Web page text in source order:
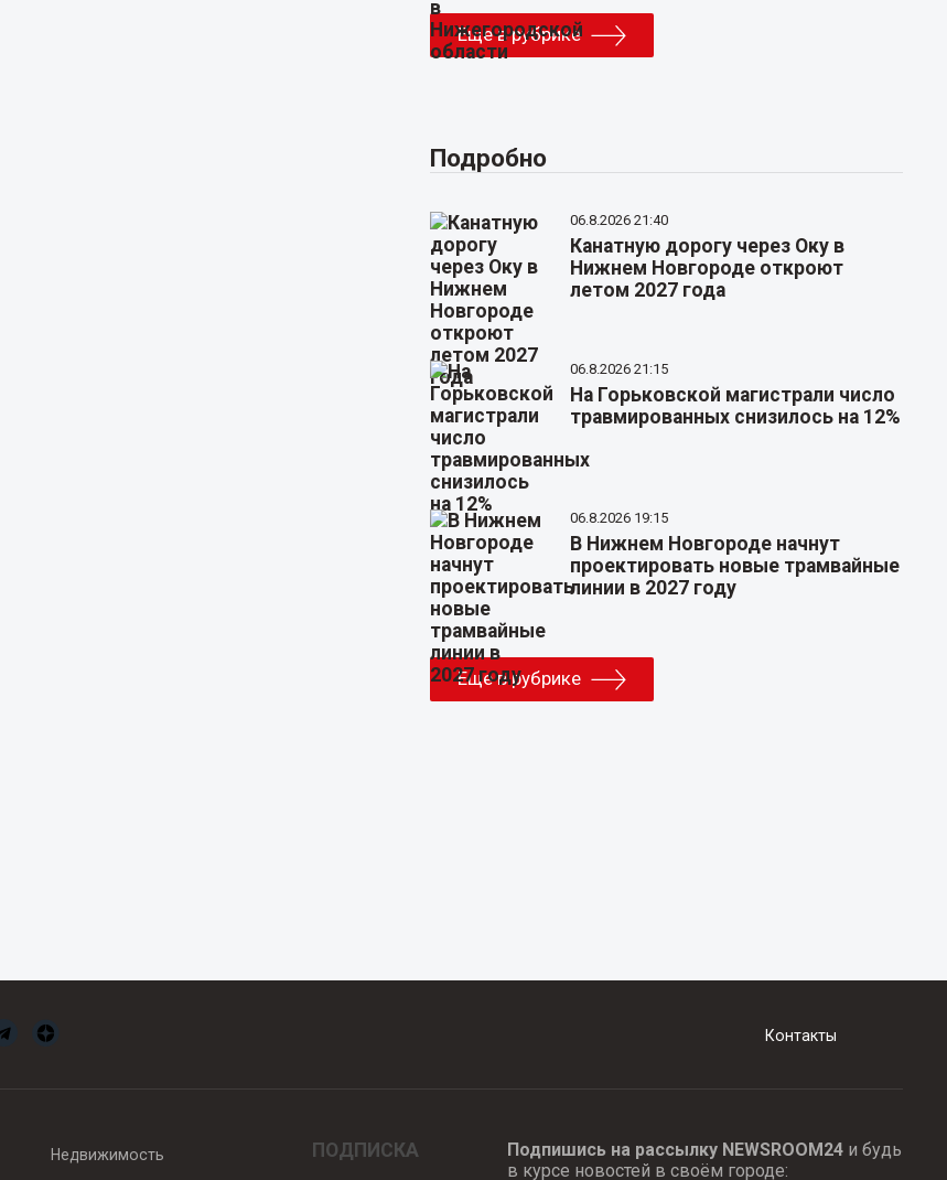
Еще в рубрике
Подробно
06.8.2026 21:40
Канатную дорогу через Оку в
Нижнем Новгороде откроют
летом 2027 года
06.8.2026 21:15
На Горьковской магистрали число
травмированных снизилось на 12%
06.8.2026 19:15
В Нижнем Новгороде начнут
проектировать новые трамвайные
линии в 2027 году
Еще в рубрике
Контакты
Недвижимость ПОДПИСКА Подпишись на рассылку NEWSROOM24и будь
в курсе новостей в своём городе: